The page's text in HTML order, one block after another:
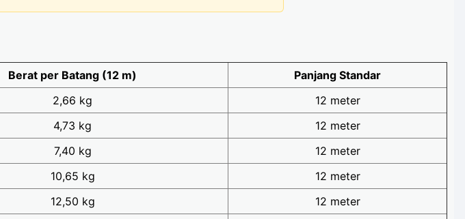
Berat per Batang (12 m)
Panjang Standar
2,66 kg
12 meter
4,73 kg
12 meter
7,40 kg
12 meter
10,65 kg
12 meter
12,50 kg
12 meter